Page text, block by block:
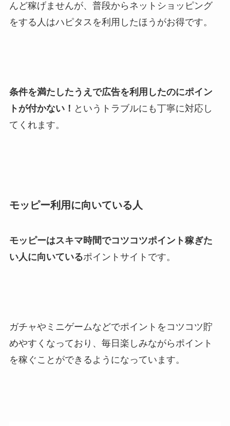
んど稼げませんが、普段からネットショッピング
をする人はハピタスを利用したほうがお得です。
条件を満たしたうえで広告を利用したのにポイン
トが付かない！ というトラブルにも丁寧に対応し
てくれます。
モッピー利用に向いている人
モッピーはスキマ時間でコツコツポイント稼ぎた
い人に向いているポイントサイトです。
ガチャやミニゲームなどでポイントをコツコツ貯
めやすくなっており、毎日楽しみながらポイント
を稼ぐことができるようになっています。